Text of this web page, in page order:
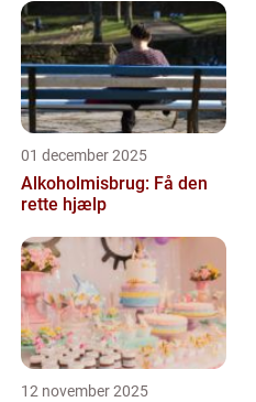
01 december 2025
Alkoholmisbrug: Få den
rette hjælp
12 november 2025